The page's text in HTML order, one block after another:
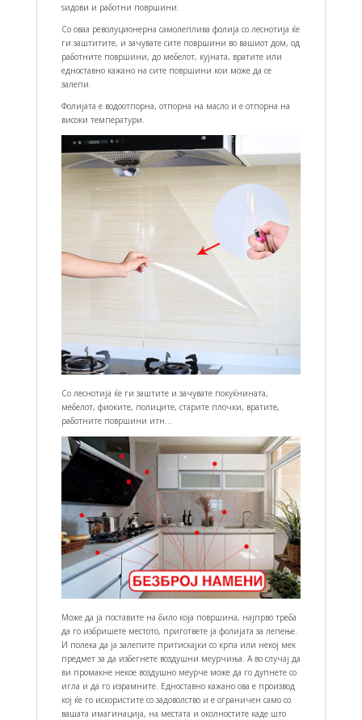
ѕидови и работни површини.
Со оваа револуционерна самолеплива фолија со леснотија ќе
ги заштитите, и зачувате сите површини во вашиот дом, од
работните површини, до мебелот, кујната, вратите или
едноставно кажано на сите површини кои може да се
залепи.
Фолијата е водоотпорна, отпорна на масло и е отпорна на
високи температури.
Со леснотија ќе ги заштите и зачувате покуќнината,
мебелот, фиоките, полиците, старите плочки, вратите,
работните површини итн…
Може да ја поставите на било која површина, најпрво треба
да го избришете местото, пригответе ја фолијата за лепење.
И полека да ја залепите притискајки со крпа или некој мек
предмет за да избегнете воздушни меурчиња. А во случај да
ви промакне некое воздушно меурче може да го дупнете со
игла и да го израмните. Едноставно кажано ова е производ
кој ќе го искористите со задоволство и е ограничен само со
вашата имагинација, на местата и околностите каде што